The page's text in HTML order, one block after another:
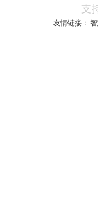
支
友情链接：